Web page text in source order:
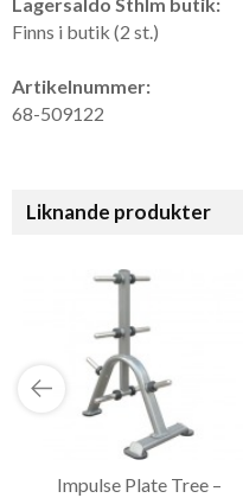
Lagersaldo Sthlm butik:
Finns i butik (2 st.)
Artikelnummer:
68-509122
Liknande produkter
Impulse Plate Tree –